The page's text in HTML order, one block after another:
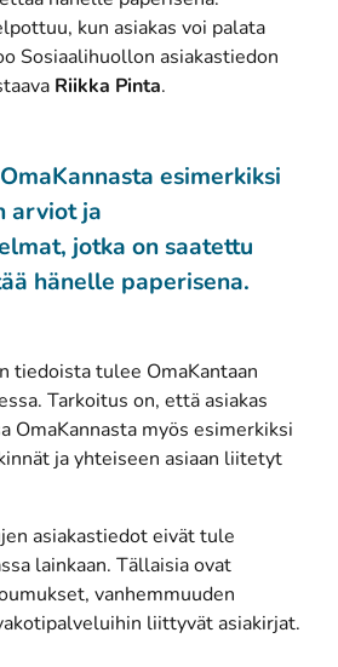
kun asiakas voi palata
Sosiaalihuollon asiakastiedon
Riikka Pinta.
esimerkiksi
arviot ja
jotka on saatettu
hänelle paperisena.
tiedoista tulee OmaKantaan
Tarkoitus on, että asiakas
OmaKannasta myös esimerkiksi
ja yhteiseen asiaan liitetyt
asiakastiedot eivät tule
lainkaan. Tällaisia ovat
vanhemmuuden
liittyvät asiakirjat.